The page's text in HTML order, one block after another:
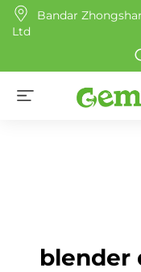
Bandar
Ltd
blender